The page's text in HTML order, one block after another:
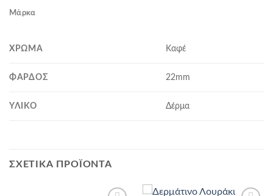
Μάρκα
ΧΡΏΜΑ Καφέ
ΦΆΡΔΟΣ 22mm
ΥΛΙΚΌ Δέρμα
ΣΧΕΤΙΚΆ ΠΡΟΪΌΝΤΑ